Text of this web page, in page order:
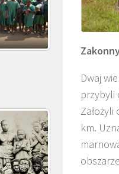
Dwaj
przybyli
km.